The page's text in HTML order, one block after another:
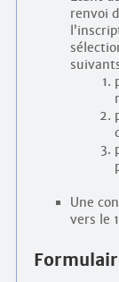
renvoi
Une
vers le